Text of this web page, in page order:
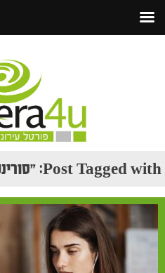
Post Tagged with: "סורינטו"